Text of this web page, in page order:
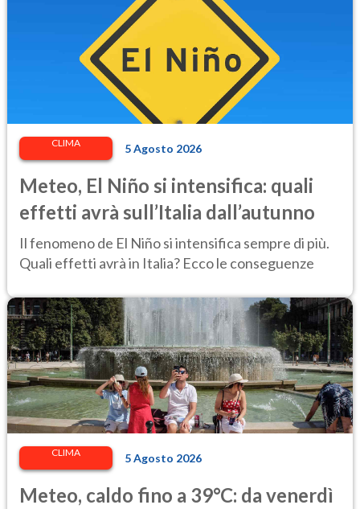
CLIMA 5 Agosto 2026
Meteo, El Niño si intensifica: quali
effetti avrà sull’Italia dall’autunno
Il fenomeno de El Niño si intensifica sempre di più.
Quali effetti avrà in Italia? Ecco le conseguenze
CLIMA 5 Agosto 2026
Meteo, caldo fino a 39°C: da venerdì